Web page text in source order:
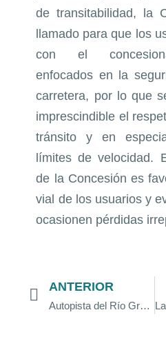
de transitabilidad, la
llamado para que los
con el
enfocados en la
carretera, por lo que
imprescindible el
tránsito y en
límites de velocidad.
de la Concesión es
vial de los usuarios y
ocasionen pérdidas
ANTERIOR
Autopista del Río Grande avanza con las intervenciones prioritarias en los primeros 81 km del tramo entre Barrancabermeja (sector Río Sogamoso) y San Alberto